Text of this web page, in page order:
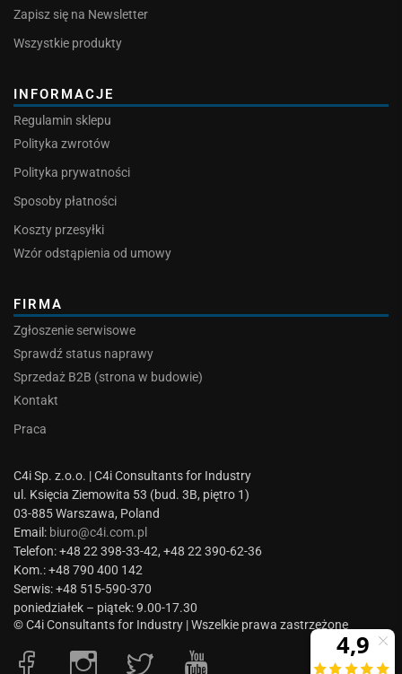
Zapisz się na Newsletter
Wszystkie produkty
INFORMACJE
Regulamin sklepu
Polityka zwrotów
Polityka prywatności
Sposoby płatności
Koszty przesyłki
Wzór odstąpienia od umowy
FIRMA
Zgłoszenie serwisowe
Sprawdź status naprawy
Sprzedaż B2B (strona w budowie)
Kontakt
Praca
C4i Sp. z.o.o. | C4i Consultants for Industry
ul. Księcia Ziemowita 53 (bud. 3B, piętro 1)
03-885 Warszawa, Poland
Email: biuro@c4i.com.pl
Telefon: +48 22 398-33-42, +48 22 390-62-36
Kom.: +48 790 400 142
Serwis: +48 515-590-370
poniedziałek – piątek: 9.00-17.30
© C4i Consultants for Industry | Wszelkie prawa zastrzeżone